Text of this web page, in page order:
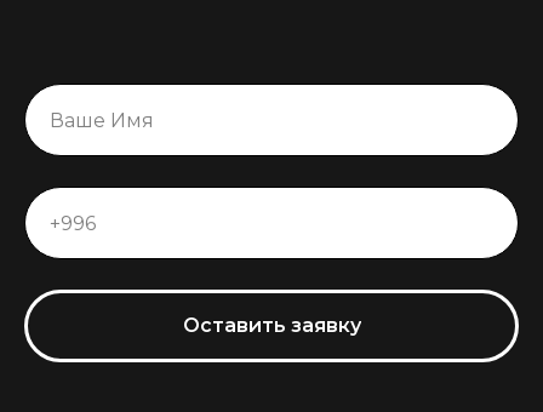
Оставить заявку